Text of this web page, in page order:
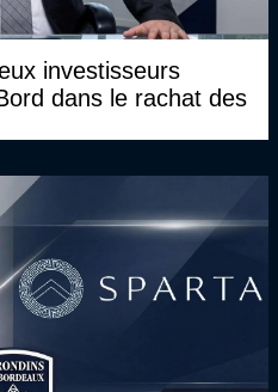
investisseurs
dans le rachat des